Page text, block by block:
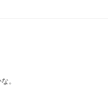
。